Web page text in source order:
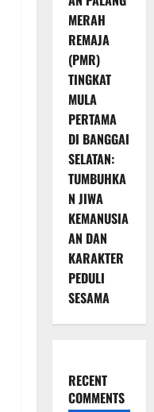
MERAH
REMAJA
(PMR)
TINGKAT
MULA
PERTAMA
DI BANGGAI
SELATAN:
TUMBUHKA
N JIWA
KEMANUSIA
AN DAN
KARAKTER
PEDULI
SESAMA
RECENT
COMMENTS